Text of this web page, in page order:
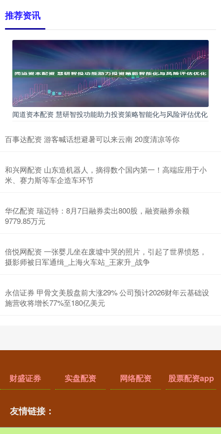
推荐资讯
闻道资本配资 慧研智投功能助力投资策略智能化与风险评估优化
百事达配资 游客喊话想避暑可以来云南 20度清凉等你
和兴网配资 山东造机器人，摘得数个国内第一！高端应用于小
米、赛力斯等车企造车环节
华亿配资 瑞迈特：8月7日融券卖出800股，融资融券余额
9779.85万元
倍悦网配资 一张婴儿坐在废墟中哭的照片，引起了世界愤怒，
摄影师被日军通缉_上海火车站_王家升_战争
永信证券 甲骨文美股盘前大涨29% 公司预计2026财年云基础设
施营收将增长77%至180亿美元
财盛证券 实盘配资 网络配资 股票配资app
友情链接：